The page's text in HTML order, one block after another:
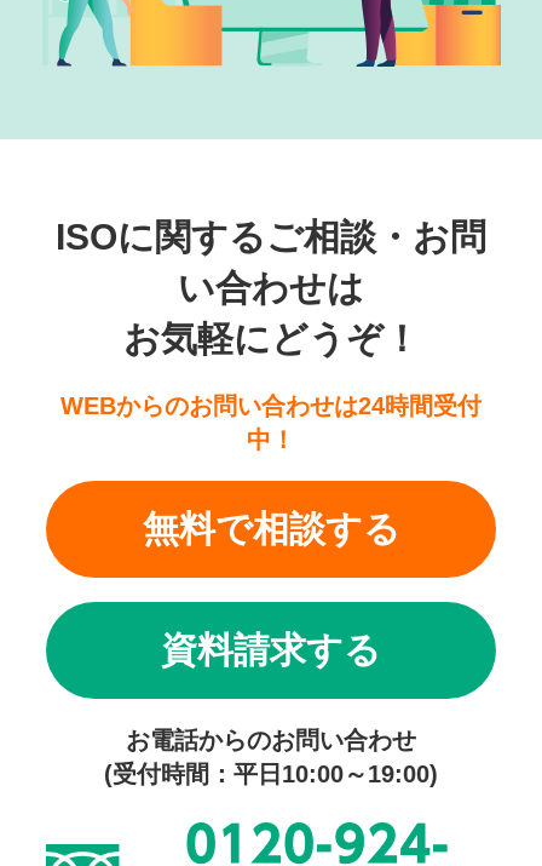
ISOに関するご相談・お問
い合わせは
お気軽にどうぞ！
WEBからのお問い合わせは24時間受付
中！
無料で相談する
資料請求する
お電話からのお問い合わせ
(受付時間：平日10:00～19:00)
0120-924-